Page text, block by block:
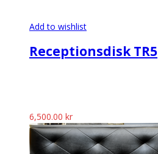
Add to wishlist
Receptionsdisk TR5
6,500.00 kr